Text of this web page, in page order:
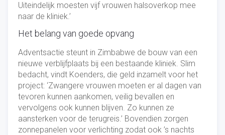
Uiteindelijk moesten vijf vrouwen halsoverkop mee
naar de kliniek.’
Het belang van goede opvang
Adventsactie steunt in Zimbabwe de bouw van een
nieuwe verblijfplaats bij een bestaande kliniek. Slim
bedacht, vindt Koenders, die geld inzamelt voor het
project: ‘Zwangere vrouwen moeten er al dagen van
tevoren kunnen aankomen, veilig bevallen en
vervolgens ook kunnen blijven. Zo kunnen ze
aansterken voor de terugreis.’ Bovendien zorgen
zonnepanelen voor verlichting zodat ook ’s nachts